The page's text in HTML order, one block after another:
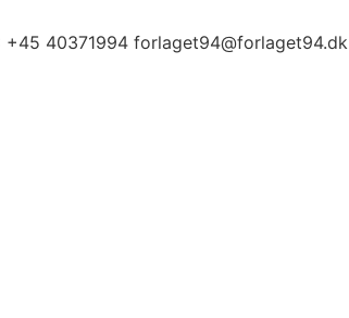
+45 40371994 forlaget94@forlaget94.dk